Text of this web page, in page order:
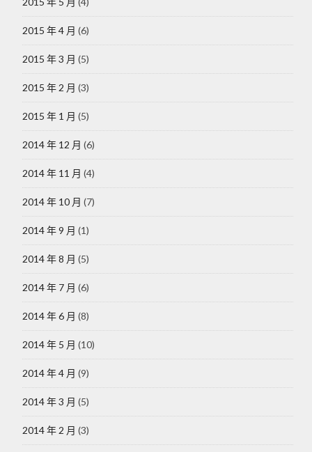
2015 年 4 月 (6)
2015 年 3 月 (5)
2015 年 2 月 (3)
2015 年 1 月 (5)
2014 年 12 月 (6)
2014 年 11 月 (4)
2014 年 10 月 (7)
2014 年 9 月 (1)
2014 年 8 月 (5)
2014 年 7 月 (6)
2014 年 6 月 (8)
2014 年 5 月 (10)
2014 年 4 月 (9)
2014 年 3 月 (5)
2014 年 2 月 (3)